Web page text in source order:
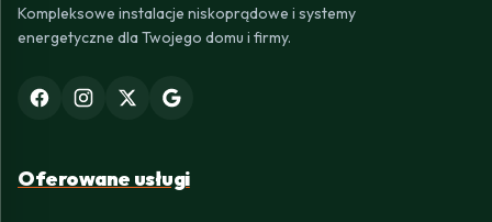
Kompleksowe instalacje niskoprądowe i systemy
energetyczne dla Twojego domu i firmy.
Oferowane usługi